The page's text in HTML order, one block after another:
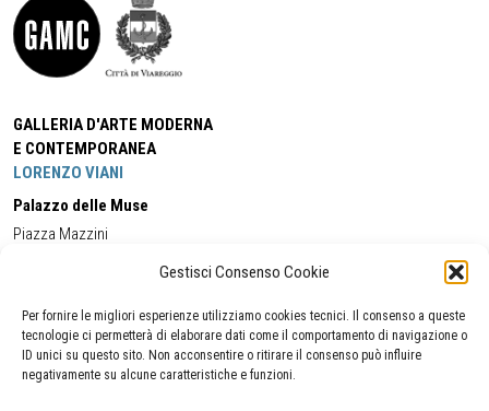
Gestisci Consenso Cookie
Per fornire le migliori esperienze utilizziamo cookies tecnici. Il consenso a queste
tecnologie ci permetterà di elaborare dati come il comportamento di navigazione o
ID unici su questo sito. Non acconsentire o ritirare il consenso può influire
negativamente su alcune caratteristiche e funzioni.
GALLERIA D'ARTE MODERNA
E CONTEMPORANEA
LORENZO VIANI
Palazzo delle Muse
Piazza Mazzini
Cell:+39 338 5714978 (orario apertura Galleria)
Tel:
+39 0584 944580
(orario 09.00/13.00)
Email:gamc@comune.viareggio.lu.it